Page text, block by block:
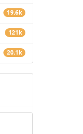
19.6k
121k
20.1k